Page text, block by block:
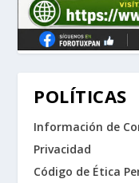
POLÍTICAS
Información de
Privacidad
Código de Ética